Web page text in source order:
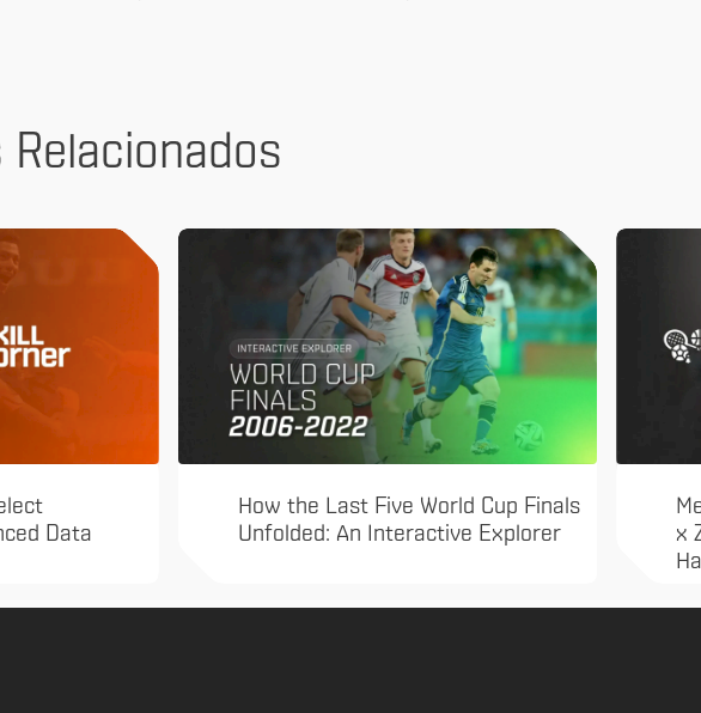
Data
How the Last Five World Cup Finals
Unfolded: An Interactive Explorer
x